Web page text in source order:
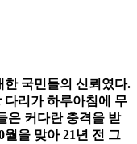
한 국민들의 신뢰였다.
다리가 하루아침에 무
은 커다란 충격을 받
을 맞아 21년 전 그